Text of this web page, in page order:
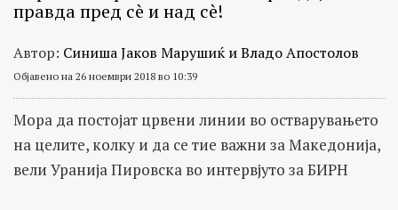
правда пред сè и над сè!
Автор: Синиша Јаков Марушиќ и Владо Апостолов
Објавено на 26 ноември 2018 во 10:39
Мора да постојат црвени линии во остварувањето
на целите, колку и да се тие важни за Македонија,
вели Уранија Пировска во интервјуто за БИРН